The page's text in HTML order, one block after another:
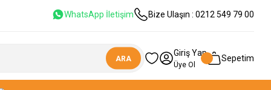
WhatsApp İletişim Bize Ulaşın : 0212 549 79 00
ARA
Giriş Yap
Üye Ol
Sepetim